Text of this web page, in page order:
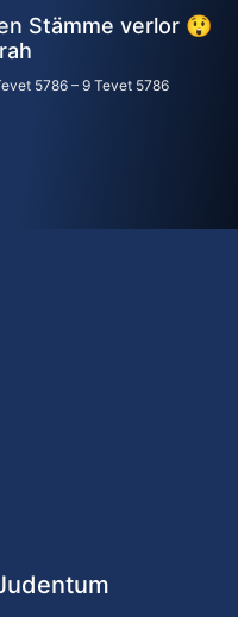
Stämme verlor 😲
5786 – 9 Tevet 5786